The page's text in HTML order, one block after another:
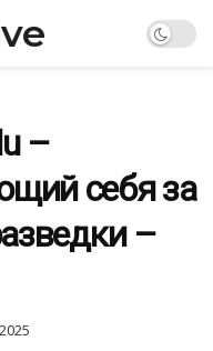
–
себя за
–